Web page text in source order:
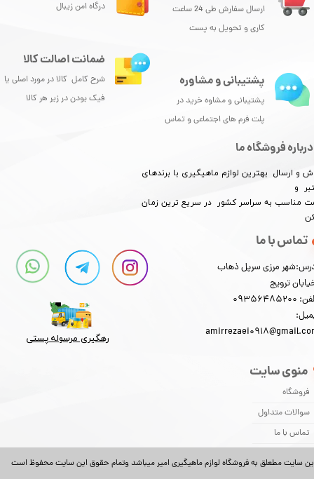
★★★★★
سایت مطعلق به فروشگاه لوازم ماهیگیری امیر میباشد وتمام حقوق این سایت محفوظ است
ارسال سفارش طی 24 ساعت
کاری و تحویل به پست
درباره فروشگاه ما
و ارسال بهترین لوازم ماهیگیری با برندهای
و
مناسب به سراسر کشور در سریع ترین زمان
منوی سایت
فروشگاه
سوالات متداول
تماس با ما
تماس با ما
مرزی سرپل ذهاب
ترویج
درگاه امن زیبال
پشتیبانی و مشاوره
پشتیبانی و مشاوه خرید در
پلت فرم های اجتماعی و تماس
ضمانت اصالت کالا
شرح کامل کالا در مورد اصلی یا
فیک بودن در زیر هر کالا
رهگیری مرسوله پستی​​​​​​​